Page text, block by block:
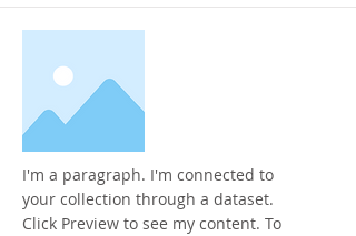
I'm a paragraph. I'm connected to
your collection through a dataset.
Click Preview to see my content. To